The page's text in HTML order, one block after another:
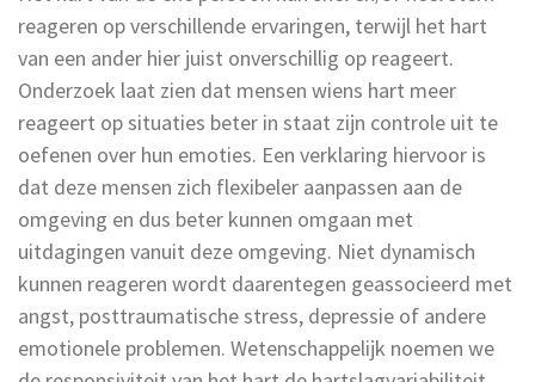
reageren op verschillende ervaringen, terwijl het hart
van een ander hier juist onverschillig op reageert.
Onderzoek laat zien dat mensen wiens hart meer
reageert op situaties beter in staat zijn controle uit te
oefenen over hun emoties. Een verklaring hiervoor is
dat deze mensen zich flexibeler aanpassen aan de
omgeving en dus beter kunnen omgaan met
uitdagingen vanuit deze omgeving. Niet dynamisch
kunnen reageren wordt daarentegen geassocieerd met
angst, posttraumatische stress, depressie of andere
emotionele problemen. Wetenschappelijk noemen we